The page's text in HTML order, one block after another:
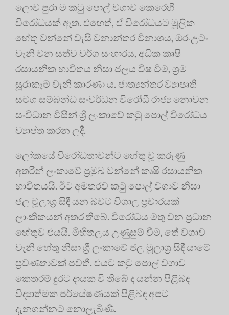
ලොව පුරා ම කටු පොල් වගාව කෙරෙහි
විරෝධයක් ඇත. එහෙත්, ඒ විරෝධයට මූලික
හේතු වන්නේ වැසි වනාන්තර විනාශය, ඔරංඋටං
වැනි වන සත්ව වර්ග සංහාරය, අධික කෘෂි
රසායනික භාවිතය නිසා ජලය විෂ වීම, ශ්‍රම
සූරාකෑම වැනි කාරණා ය. ජාත්‍යන්තර ව්‍යාපෘති
සමග සම්බන්ධ සංවර්ධන විරෝධී රාජ්‍ය නොවන
සංවිධාන විසින් ශ්‍රී ලංකාවේ කටු පොල් විරෝධය
ව්‍යාප්ත කරන ලදී.
ලෝකයේ විරෝධතාවන්ට හේතු වූ කරුණු
අතරින් ලංකාවේ ප්‍රමුඛ වන්නේ කෘෂි රසායනික
භාවිතයයි. ඊට අමතරව කටු පොල් වගාව නිසා
ජල මූලාශ්‍ර සිඳී යන බවට විශාල ප්‍රචාරයක්
ලාංකිකයන් අතර තිබේ. විරෝධය මතු වන ප්‍රධාන
හේතුව එයයි. මිහිතලය උණුසුම් වීම, තේ වගාව
වැනි හේතු නිසා ශ්‍රී ලංකාවේ ජල මූලාශ්‍ර සිඳී යාමේ
ප්‍රවණතාවක් පවතී. එයට කටු පොල් වගාව
කෙතරම් දුරට දායක වී තිබේ ද යන්න පිළිබඳ
විද්‍යාත්මක පර්යේෂණයක් පිළිබඳ අපට
දැනගන්නට නොලැබිණි.